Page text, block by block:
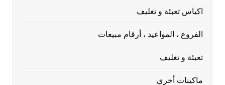
اكياس تعبئة و تغليف
الفروع ، المواعيد ، أرقام مبيعات
تعبئة و تغليف
ماكينات أخري